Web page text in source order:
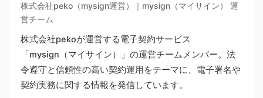
株式会社peko（mysign運営）｜mysign（マイサイン） 運
営チーム
株式会社pekoが運営する電子契約サービス
「mysign（マイサイン）」の運営チームメンバー。法
令遵守と信頼性の高い契約運用をテーマに、電子署名や
契約実務に関する情報を発信しています。